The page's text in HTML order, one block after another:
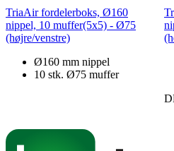
TriaAir fordelerboks, Ø160
nippel, 10 muffer(5x5) - Ø75
(højre/venstre)
Ø160 mm nippel
10 stk. Ø75 muffer